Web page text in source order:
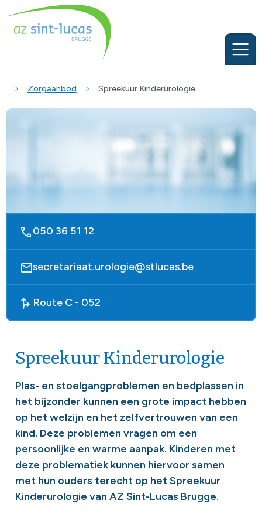
Zorgaanbod Spreekuur Kinderurologie
050 36 51 12
secretariaat.urologie@stlucas.be
Route C - 052
Spreekuur Kinderurologie
Plas- en stoelgangproblemen en bedplassen in
het bijzonder kunnen een grote impact hebben
op het welzijn en het zelfvertrouwen van een
kind. Deze problemen vragen om een
persoonlijke en warme aanpak. Kinderen met
deze problematiek kunnen hiervoor samen
met hun ouders terecht op het Spreekuur
Kinderurologie van AZ Sint-Lucas Brugge.